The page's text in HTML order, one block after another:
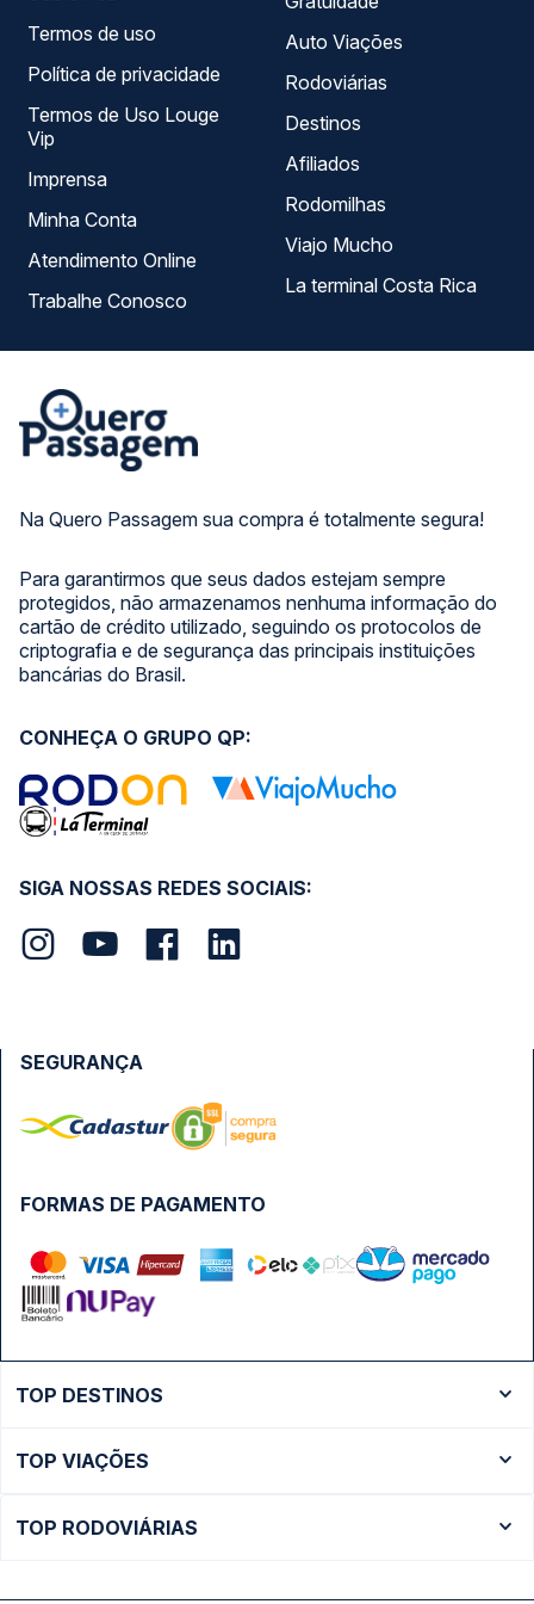
Na Quero Passagem sua compra é totalmente segura!
Para garantirmos que seus dados estejam sempre
protegidos, não armazenamos nenhuma informação do
cartão de crédito utilizado, seguindo os protocolos de
criptografia e de segurança das principais instituições
bancárias do Brasil.
Termos de uso
Política de privacidade
Termos de Uso Louge
Vip
Imprensa
Minha Conta
Atendimento Online
Trabalhe Conosco
Auto Viações
Rodoviárias
Destinos
Afiliados
Rodomilhas
Viajo Mucho
La terminal Costa Rica
SIGA NOSSAS REDES SOCIAIS:
CONHEÇA O GRUPO QP:
FORMAS DE PAGAMENTO
SEGURANÇA
TOP DESTINOS
Ônibus São Paulo
TOP VIAÇÕES
TOP RODOVIÁRIAS